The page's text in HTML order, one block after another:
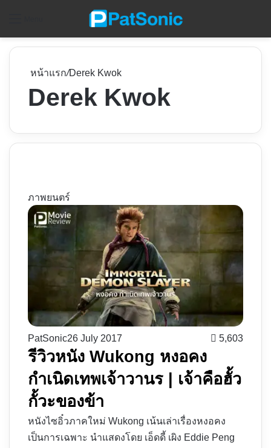
หน้าแรก/Derek Kwok
Derek Kwok
ภาพยนตร์
PatSonic26 July 2017 5,603
รีวิวหนัง Wukong หงอคง
กำเนิดเทพเจ้าวานร | เจ้าคือฮั้ว
กั้วะของข้า
หนังไซอิ๋วภาคใหม่ Wukong เน้นเล่าเรื่องหงอคง
เป็นการเฉพาะ นำแสดงโดย เอ็ดดี้ เผิง Eddie Peng